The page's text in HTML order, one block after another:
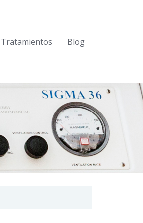
Tratamientos Blog